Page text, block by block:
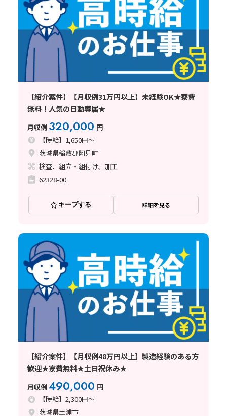
【紹介案件】【月収例31万円以上】未経験OK★寮費
無料！人気の日勤専属★
月収例 320,000 円
【時給】1,650円～
茨城県稲敷郡阿見町
検査、組立・組付け、加工
62328-00
キープする 詳細を見る
【紹介案件】【月収例48万円以上】製造経験のある方
歓迎★寮費無料★土日祝休み★
月収例490,000 円
【時給】2,300円～
茨城県土浦市